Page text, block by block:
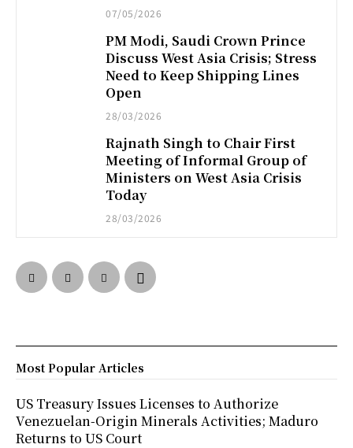
07/05/2026
PM Modi, Saudi Crown Prince
Discuss West Asia Crisis; Stress
Need to Keep Shipping Lines
Open
28/03/2026
Rajnath Singh to Chair First
Meeting of Informal Group of
Ministers on West Asia Crisis
Today
28/03/2026
Most Popular Articles
US Treasury Issues Licenses to Authorize
Venezuelan-Origin Minerals Activities; Maduro
Returns to US Court